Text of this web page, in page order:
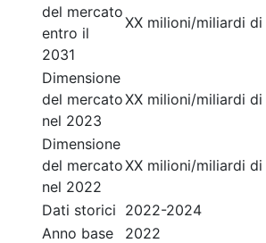
del mercato
entro il
2031
XX milioni/miliardi
Dimensione
del mercato
nel 2023
XX milioni/miliardi
Dimensione
del mercato
nel 2022
XX milioni/miliardi
Dati storici 2022-2024
Anno base
2022